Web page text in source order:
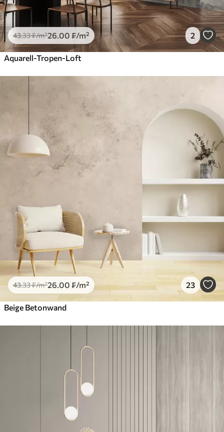
43.33₣/m²26 .00 ₣/m² 2
Aquarell-Tropen-Loft
43.33₣/m²26 .00 ₣/m² 23
Beige Betonwand